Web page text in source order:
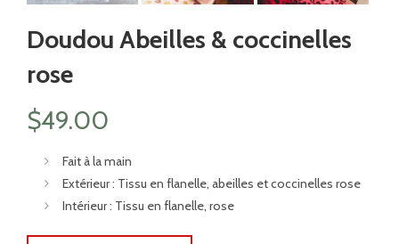
Doudou Abeilles & coccinelles
rose
$49.00
Fait à la main
Extérieur : Tissu en flanelle, abeilles et coccinelles rose
Intérieur : Tissu en flanelle, rose